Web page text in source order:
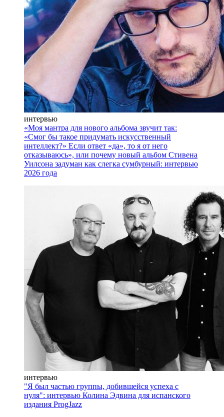
интервью
«Моя мантра для нового альбома звучит так:
«Смог бы такое придумать искусственный
интеллект?» Если ответ «да», то я от него
отказываюсь», или почему новый альбом Стивена
Уилсона задуман как слегка сумбурный: интервью
2026 года
интервью
"Я был частью группы, добившейся успеха с
нуля": интервью Колина Эдвина для испанского
издания ProgJazz